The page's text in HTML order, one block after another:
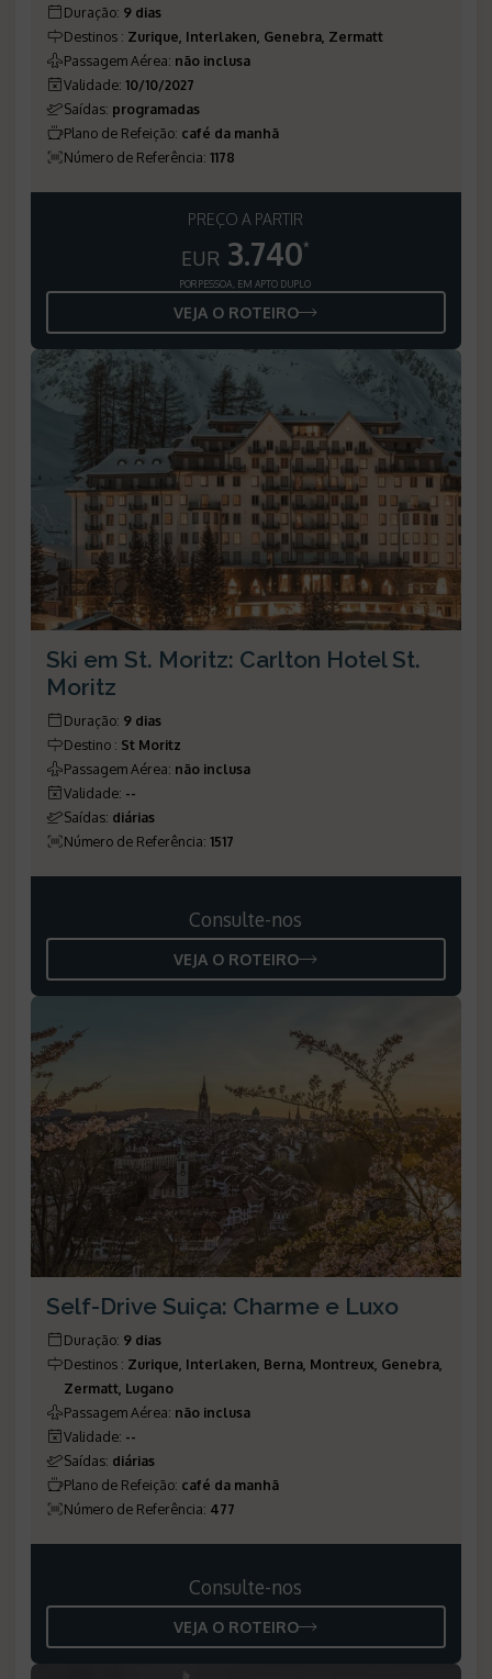
Duração: 9 dias
Destinos : Zurique, Interlaken, Genebra, Zermatt
Passagem Aérea: não inclusa
Validade: 10/10/2027
Saídas: programadas
Plano de Refeição: café da manhã
Número de Referência: 1178
PREÇO A PARTIR
EUR 3.740*
POR PESSOA, EM APTO DUPLO
VEJA O ROTEIRO
Ski em St. Moritz: Carlton Hotel St.
Moritz
Duração: 9 dias
Destino : St Moritz
Passagem Aérea: não inclusa
Validade: --
Saídas: diárias
Número de Referência: 1517
Consulte-nos
VEJA O ROTEIRO
Self-Drive Suiça: Charme e Luxo
Duração: 9 dias
Destinos : Zurique, Interlaken, Berna, Montreux, Genebra,
Zermatt, Lugano
Passagem Aérea: não inclusa
Validade: --
Saídas: diárias
Plano de Refeição: café da manhã
Número de Referência: 477
Consulte-nos
VEJA O ROTEIRO